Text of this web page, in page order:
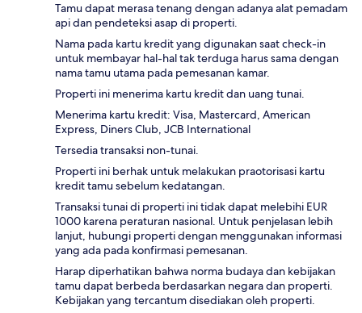
Tamu dapat merasa tenang dengan adanya alat pemadam
api dan pendeteksi asap di properti.
Nama pada kartu kredit yang digunakan saat check-in
untuk membayar hal-hal tak terduga harus sama dengan
nama tamu utama pada pemesanan kamar.
Properti ini menerima kartu kredit dan uang tunai.
Menerima kartu kredit: Visa, Mastercard, American
Express, Diners Club, JCB International
Tersedia transaksi non-tunai.
Properti ini berhak untuk melakukan praotorisasi kartu
kredit tamu sebelum kedatangan.
Transaksi tunai di properti ini tidak dapat melebihi EUR
1000 karena peraturan nasional. Untuk penjelasan lebih
lanjut, hubungi properti dengan menggunakan informasi
yang ada pada konfirmasi pemesanan.
Harap diperhatikan bahwa norma budaya dan kebijakan
tamu dapat berbeda berdasarkan negara dan properti.
Kebijakan yang tercantum disediakan oleh properti.